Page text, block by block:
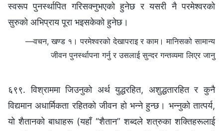
स्वरूप पुनर्स्थापित गरिसक्नुभएको हुनेछ र यसरी नै परमेश्‍वरको
सुरुको अभिप्राय पूरा भइसकेको हुनेछ।
—वचन, खण्ड १। परमेश्‍वरको देखापराइ र काम। मानिसको सामान्य
जीवन पुनर्स्थापना गर्नु र उसलाई सुन्दर गन्तव्यमा लिएर जानु
६९९. विश्राममा जिउनुको अर्थ युद्धरहित, अशुद्धतारहित र कुनै
विद्यमान अधार्मिकता रहितको जीवन हो भन्‍ने हुन्छ। भन्नुको तात्पर्य,
यो शैतानको बाधाहरू (यहाँ “शैतान” शब्दले शत्रुका शक्तिहरूलाई